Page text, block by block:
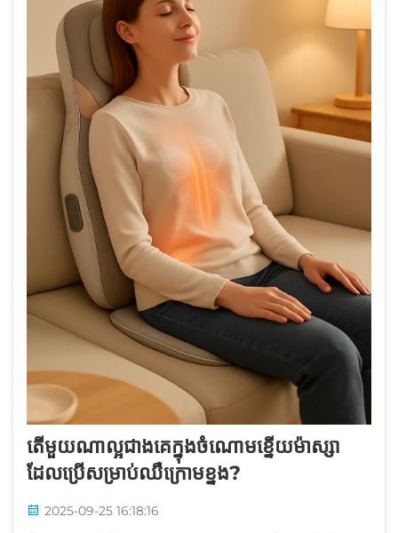
តើមួយណាល្អជាងគេក្នុងចំណោមខ្នើយម៉ាស្សា
ដែលប្រើសម្រាប់ឈឺក្រោមខ្នង?
2025-09-25 16:18:16